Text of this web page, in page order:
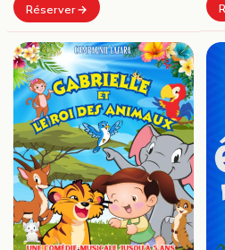
Réserver